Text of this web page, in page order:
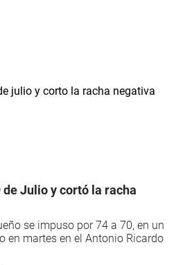
de Julio y cortó la racha
se impuso por 74 a 70, en un
en martes en el Antonio Ricardo